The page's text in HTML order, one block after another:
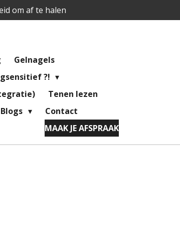
om af te halen
Gelnagels
?!
Tenen lezen
Blogs
Contact
MAAK JE AFSPRAAK